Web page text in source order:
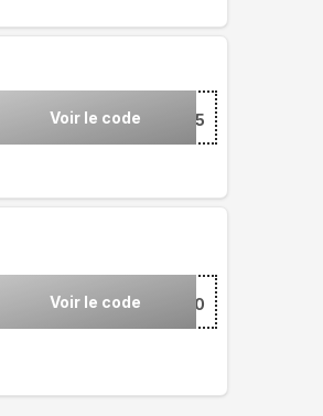
Voir le code ***A15
Voir le code***AN10